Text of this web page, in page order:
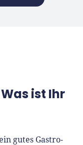
ist Ihr
gutes Gastro-